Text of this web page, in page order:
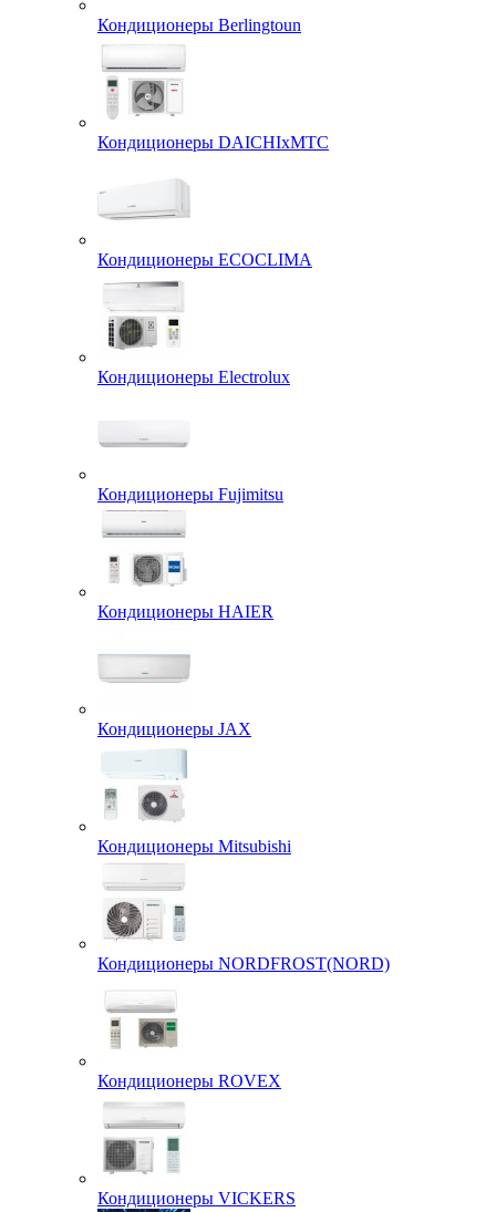
Кондиционеры Berlingtoun
Кондиционеры DAICHIxMTC
Кондиционеры ECOCLIMA
Кондиционеры Electrolux
Кондиционеры Fujimitsu
Кондиционеры HAIER
Кондиционеры JAX
Кондиционеры Mitsubishi
Кондиционеры NORDFROST(NORD)
Кондиционеры ROVEX
Кондиционеры VICKERS